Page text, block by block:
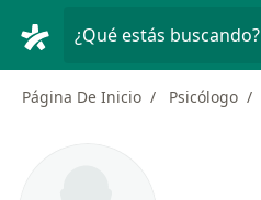
¿Qué estás buscando?
Página De Inicio Psicólogo